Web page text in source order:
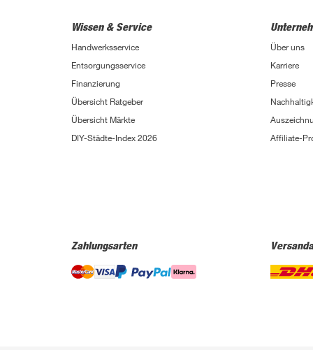
Wissen & Service
Handwerksservice
Entsorgungsservice
Finanzierung
Übersicht Ratgeber
Übersicht Märkte
DIY-Städte-Index 2026
Über uns
Karriere
Presse
Affiliate-
Zahlungsarten